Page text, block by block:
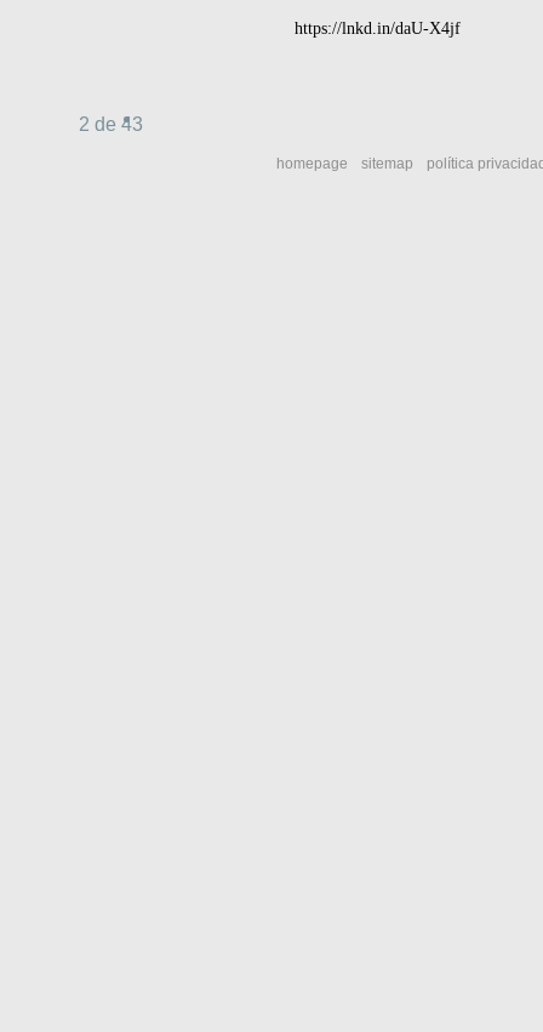
https://lnkd.in/daU-X4jf
2 de 43
homepage sitemap política